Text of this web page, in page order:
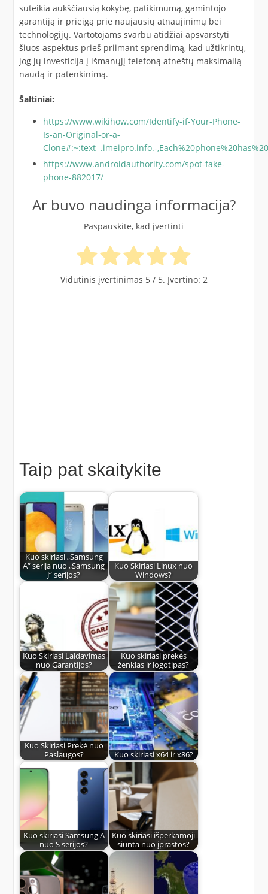
suteikia aukščiausią kokybę, patikimumą, gamintojo
garantiją ir prieigą prie naujausių atnaujinimų bei
technologijų. Vartotojams svarbu atidžiai apsvarstyti
šiuos aspektus prieš priimant sprendimą, kad užtikrintų,
jog jų investicija į išmanųjį telefoną atneštų maksimalią
naudą ir patenkinimą.
Šaltiniai:
https://www.wikihow.com/Identify-if-Your-Phone-
Is-an-Original-or-a-
Clone#:~:text=.imeipro.info.-
https://www.androidauthority.com/spot-fake-
phone-882017/
Ar buvo naudinga informacija?
Paspauskite, kad įvertinti
Vidutinis įvertinimas 5/ 5. Įvertino: 2
Taip pat skaitykite
Kuo skiriasi „Samsung
A“ serija nuo „Samsung
J“ serijos?
Kuo Skiriasi Linux nuo
Windows?
Kuo Skiriasi Laidavimas
nuo Garantijos?
Kuo skiriasi prekės
ženklas ir logotipas?
Kuo Skiriasi Prekė nuo
Paslaugos?
Kuo skiriasi x64 ir x86?
Kuo skiriasi Samsung A
nuo S serijos?
Kuo skiriasi išperkamoji
siunta nuo įprastos?